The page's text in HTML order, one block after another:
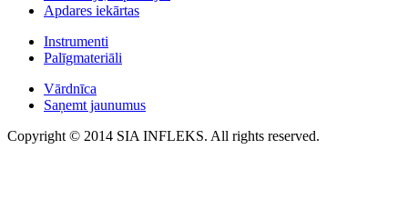
Apdares iekārtas
Instrumenti
Palīgmateriāli
Vārdnīca
Saņemt jaunumus
Copyright © 2014 SIA INFLEKS. All rights reserved.